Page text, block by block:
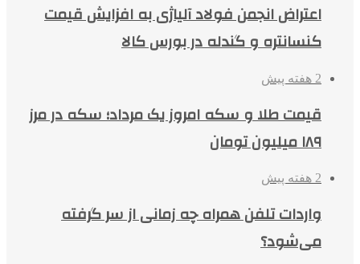
اعتراض انجمن فولاد آلیاژی به افزایش قیمت
کنسانتره و گندله در بورس کالا
2 هفته پیش
قیمت طلا و سکه امروز یک مرداد؛ سکه در مرز
۱۸۹ میلیون تومان
2 هفته پیش
واردات تلفن همراه چه زمانی از سر گرفته
می‌شود؟